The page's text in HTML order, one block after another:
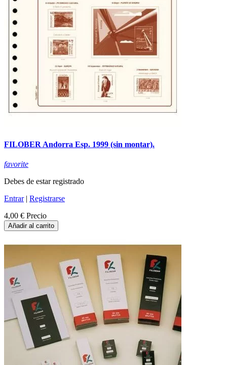
FILOBER Andorra Esp. 1999 (sin montar).
favorite
Debes de estar registrado
Entrar| Registrarse
4,00 € Precio
Añadir al carrito